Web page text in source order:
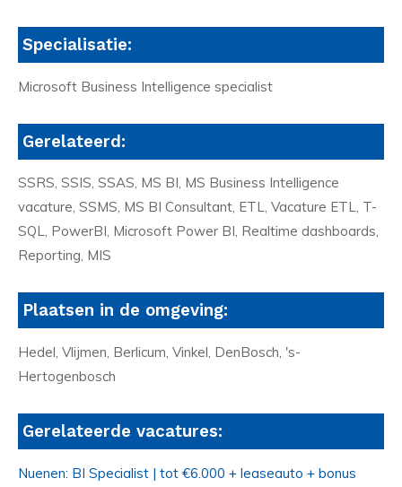
Specialisatie:
Microsoft Business Intelligence specialist
Gerelateerd:
SSRS, SSIS, SSAS, MS BI, MS Business Intelligence
vacature, SSMS, MS BI Consultant, ETL, Vacature ETL, T-
SQL, PowerBI, Microsoft Power BI, Realtime dashboards,
Reporting, MIS
Plaatsen in de omgeving:
Hedel, Vlijmen, Berlicum, Vinkel, DenBosch, 's-
Hertogenbosch
Gerelateerde vacatures:
Nuenen: BI Specialist | tot €6.000 + leaseauto + bonus